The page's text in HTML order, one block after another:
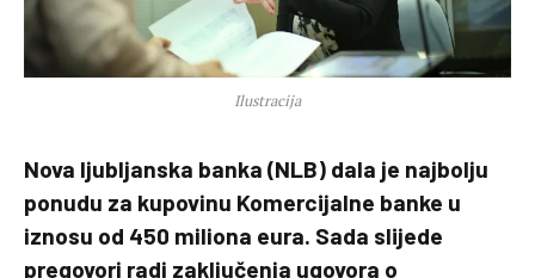
Ilustracija
Nova ljubljanska banka (NLB) dala je najbolju
ponudu za kupovinu Komercijalne banke u
iznosu od 450 miliona eura. Sada slijede
pregovori radi zaključenja ugovora o